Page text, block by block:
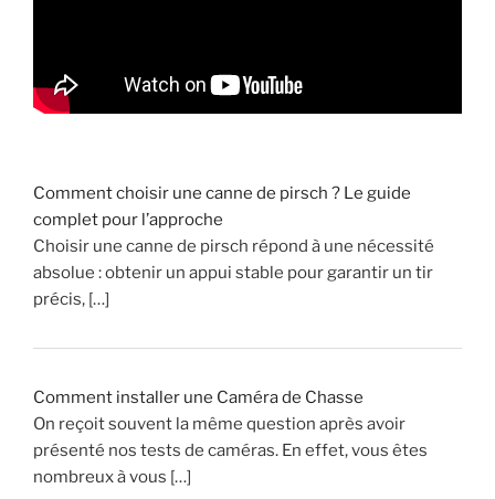
é
n
t
s
d
d
e
Comment choisir une canne de pirsch ? Le guide
complet pour l’approche
Choisir une canne de pirsch répond à une nécessité
absolue : obtenir un appui stable pour garantir un tir
précis, […]
Comment installer une Caméra de Chasse
On reçoit souvent la même question après avoir
présenté nos tests de caméras. En effet, vous êtes
nombreux à vous […]